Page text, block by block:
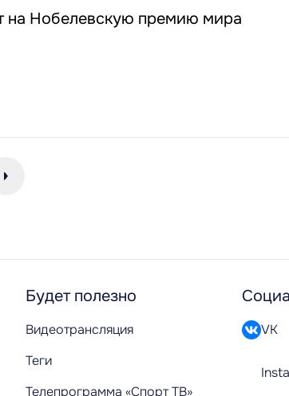
на Нобелевскую премию мира
Будет полезно
Видеотрансляция
Теги
Телепрограмма «Спорт ТВ»
VK